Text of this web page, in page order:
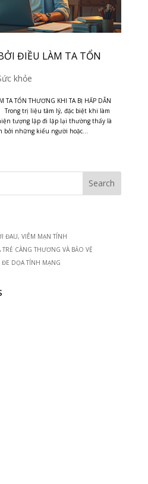
ĐIỀU LÀM TA TỔN
khỏe
TA TỔN THƯƠNG KHI TA BỊ HẤP DẪN
Trong trị liệu tâm lý, đặc biệt khi làm
tượng lặp đi lặp lại thường thấy là
những kiểu người hoặc...
ĐAU, VIÊM MẠN TÍNH
CÀNG THƯƠNG VÀ BẢO VỆ
DỌA TÍNH MẠNG